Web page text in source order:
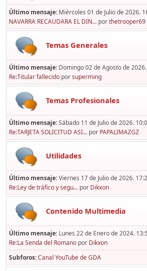
Último mensaje: Miércoles 01 de Julio de 2026.
NAVARRA RECAUDARA EL DIN... porthetrooper69
Temas Generales
Último mensaje: Domingo 02 de Agosto de
Re:Titular fallecido porsuperming
Temas Profesionales
Último mensaje:Sábado 11 de Julio de 2026.
Re:TARJETA SOLICITUD ASI... por PAPALIMAZGZ
Utilidades
Último mensaje:Viernes 17 de Julio de 2026.
Re:Ley de tráfico y segu... por Dikxon
Contenido Multimedia
Último mensaje: Lunes 22 de Enero de 2024.
Re:La Senda del Romano por Dikxon
Subforos Canal YouTube de GDA